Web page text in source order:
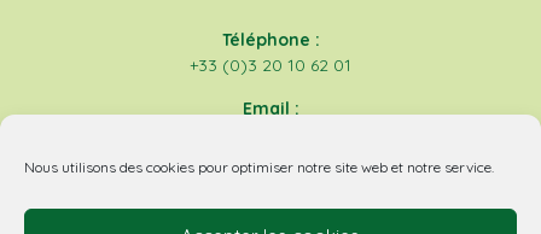
Nous utilisons des cookies pour optimiser notre site web et notre service.
Téléphone :
+33 (0)3 20 10 62 01
Email :